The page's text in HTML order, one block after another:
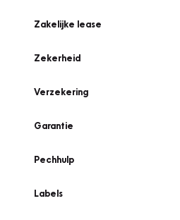
Zakelijke lease
Zekerheid
Verzekering
Garantie
Pechhulp
Labels